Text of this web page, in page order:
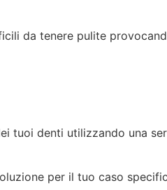
da tenere pulite
tuoi denti utilizzando una
per il tuo caso